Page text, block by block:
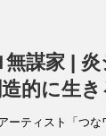
謀家 |
的に生き
ーティスト「つな